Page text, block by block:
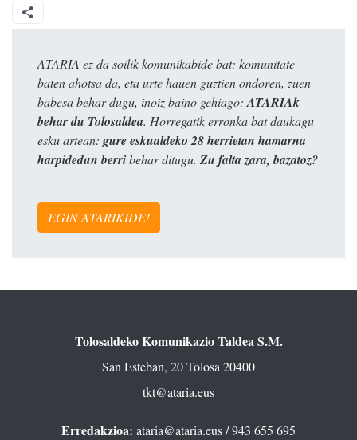
ATARIA ez da soilik komunikabide bat: komunitate
baten ahotsa da, eta urte hauen guztien ondoren, zuen
babesa behar dugu, inoiz baino gehiago:ATARIAk
behar du Tolosaldea. Horregatik erronka bat daukagu
esku artean: gure eskualdeko 28 herrietan hamarna
harpidedun berribehar ditugu. Zu falta zara, bazatoz?
EGIN ATARIKIDE!
Tolosaldeko Komunikazio Taldea S.M.
San Esteban, 20 Tolosa 20400
tkt@ataria.eus
Erredakzioa: ataria@ataria.eus/ 943 655 695